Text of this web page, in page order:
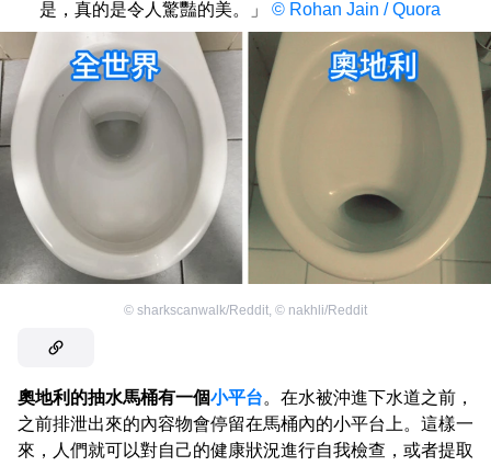
是，真的是令人驚豔的美。」 © Rohan Jain / Quora
© sharkscanwalk/Reddit, © nakhli/Reddit
奧地利的抽水馬桶有一個小平台。在水被沖進下水道之前，
之前排泄出來的內容物會停留在馬桶內的小平台上。這樣一
來，人們就可以對自己的健康狀況進行自我檢查，或者提取